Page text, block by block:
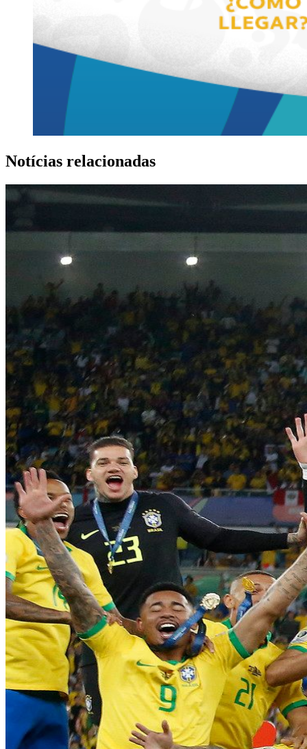
Notícias relacionadas